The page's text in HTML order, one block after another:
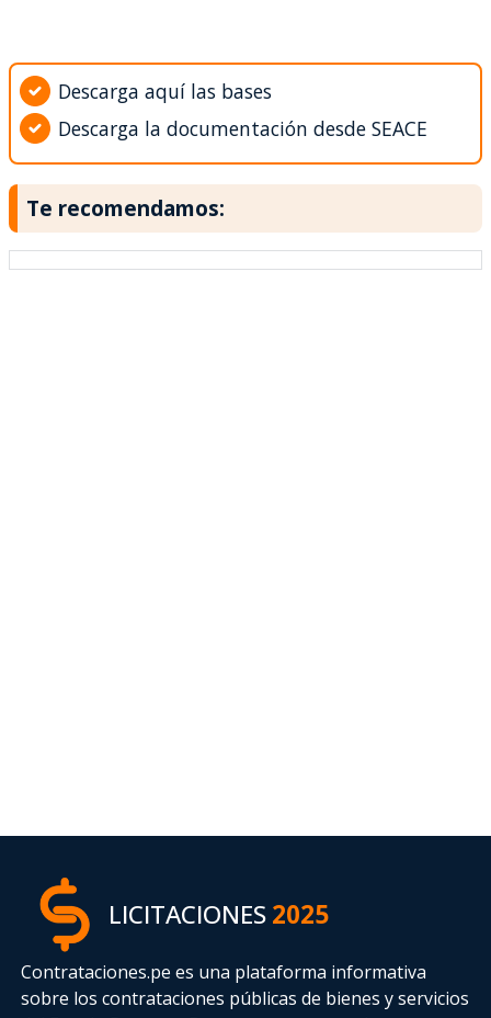
Descarga aquí las bases
Descarga la documentación desde SEACE
Te recomendamos:
LICITACIONES2025
Contrataciones.pe es una plataforma informativa
sobre los contrataciones públicas de bienes y servicios